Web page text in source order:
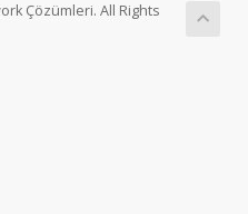
Çözümleri. All Rights